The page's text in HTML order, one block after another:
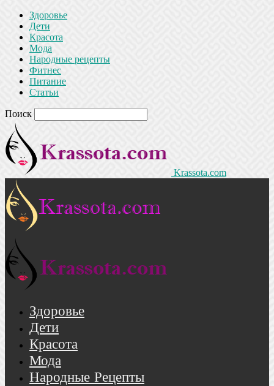
Здоровье
Дети
Красота
Мода
Народные рецепты
Фитнес
Питание
Статьи
Поиск
Krassota.com
Здоровье
Дети
Красота
Мода
Народные Рецепты